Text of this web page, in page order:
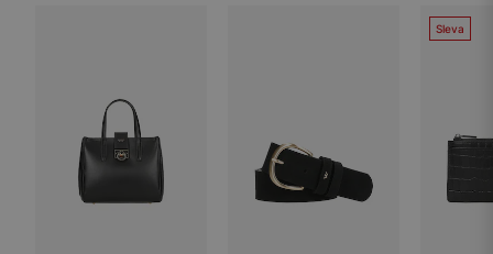
Sleva